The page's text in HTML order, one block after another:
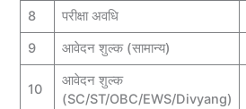
8
परीक्षा अवधि
9
आवेदन शुल्क (सामान्य)
10
आवेदन शुल्क
(SC/ST/OBC/EWS/Divyang)